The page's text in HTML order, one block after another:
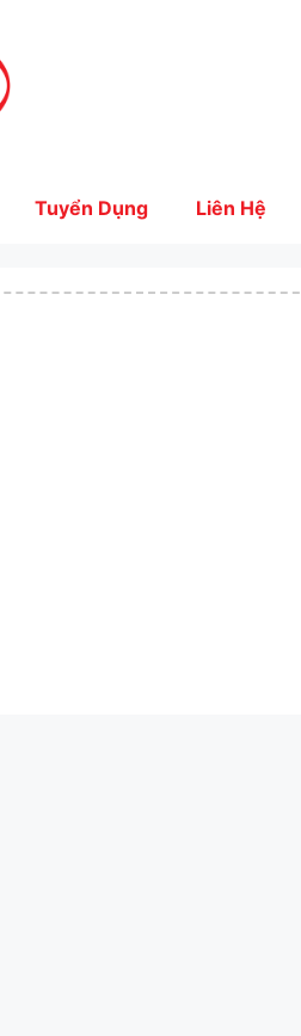
Tuyển Dụng Liên Hệ